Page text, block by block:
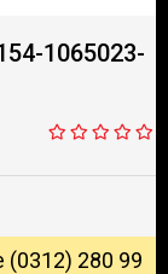
1065023-
(0312) 280 99